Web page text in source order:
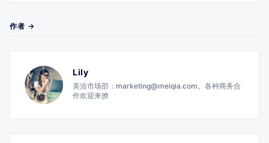
作者 →
Lily
美洽市场部：marketing@meiqia.com。各种商务合
作欢迎来撩